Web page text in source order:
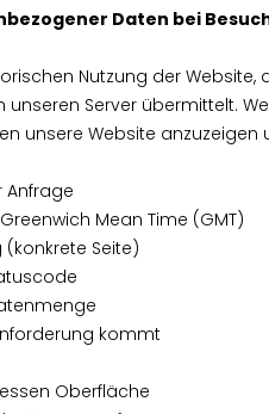
Daten bei
Nutzung der
unseren Server übermittelt.
unsere Website anzuzeigen
Anfrage
Mean Time (GMT)
Seite)
kommt
Oberfläche